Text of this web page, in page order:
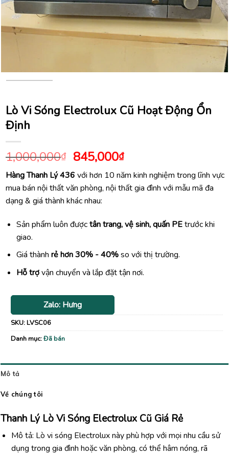
Lò Vi Sóng Electrolux Cũ Hoạt Động Ổn
Định
1,000,000₫ Giá
gốc
là:
1,000,000₫.
845,000₫Giá
hiện
tại
là:
Hàng Thanh Lý 436 với hơn 10 năm kinh nghiệm trong lĩnh vực
mua bán nội thất văn phòng, nội thất gia đình với mẫu mã đa
dạng & giá thành khác nhau:
Sản phẩm luôn đượctân trang, vệ sinh, quấn PEtrước khi
giao.
Giá thành rẻ hơn 30% - 40%so với thị trường.
Hỗ trợvận chuyển và lắp đặt tận nơi.
Zalo: Hưng
SKU:LVSC06
Danh mục:Đã bán
Mô tả
Về chúng tôi
Thanh Lý Lò Vi Sóng Electrolux Cũ Giá Rẻ
Mô tả: Lò vi sóng Electrolux này phù hợp với mọi nhu cầu sử
dụng trong gia đình hoặc văn phòng, có thể hâm nóng, rã